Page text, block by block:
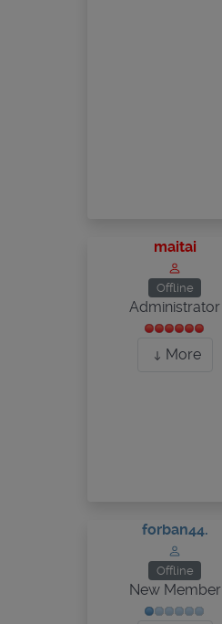
maitai
Offline
Administrator
More
forban44.
Offline
New Member